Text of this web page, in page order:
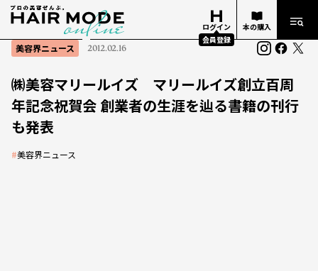
ログイン
会員登録
本の購入
美容界ニュース 2012.02.16
㈱美容マリールイズ マリールイズ創立百周
年記念祝賀会 創業者の生涯を辿る書籍の刊行
も発表
#美容界ニュース